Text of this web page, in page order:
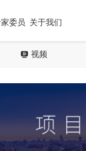
委员 关于我们
视频